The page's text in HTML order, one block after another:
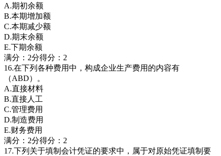
A.期初余额
B.本期增加额
C.本期减少额
D.期末余额
E.下期余额
满分：2分得分：2
16.在下列各种费用中，构成企业生产费用的内容有
（ABD）。
A.直接材料
B.直接人工
C.管理费用
D.制造费用
E.财务费用
满分：2分得分：2
17.下列关于填制会计凭证的要求中，属于对原始凭证填制要